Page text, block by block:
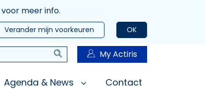
voor meer info.
OK
Verander mijn voorkeuren
Zoeken My Actiris
Agenda & News Contact